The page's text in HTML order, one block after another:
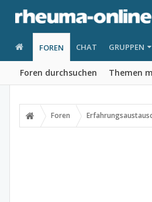
FOREN
Foren durchsuchen Themen
CHAT GRUPPEN
Foren